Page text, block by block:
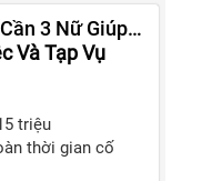
3 Nữ Giúp
Đáo, Siêng
Và Tạp Vụ
triệu
thời gian cố